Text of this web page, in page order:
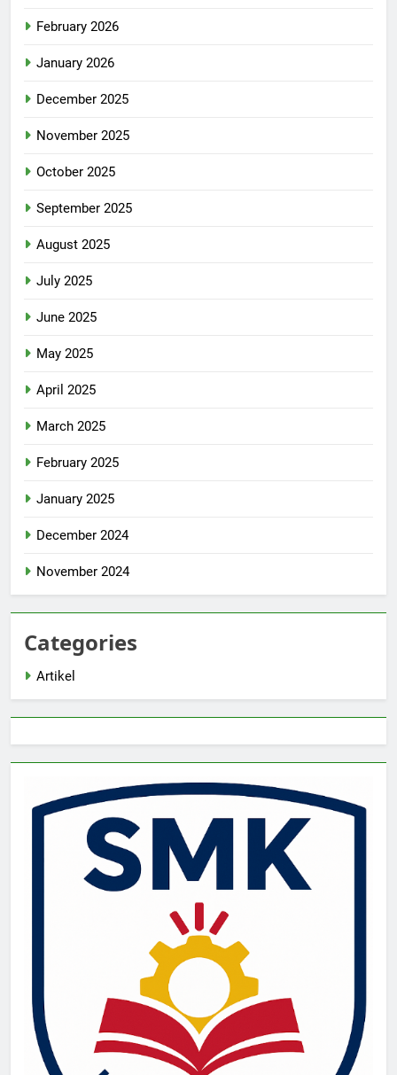
February 2026
January 2026
December 2025
November 2025
October 2025
September 2025
August 2025
July 2025
June 2025
May 2025
April 2025
March 2025
February 2025
January 2025
December 2024
November 2024
Categories
Artikel